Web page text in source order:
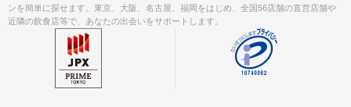
配慮はいたしますが、
到着時間によっては、ご希望に沿えな
い場合がございます。
お早めにご来場いただきますようお願
ンを簡単に探せます。東京、大阪、名古屋、福岡をはじめ、全国56店舗の直営店舗や
近隣の飲食店等で、あなたの出会いをサポートします。